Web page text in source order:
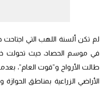
لم تكن ألسنة اللهب التي
في موسم الحصاد، حيث تحولت
طالت الأرواح و”قوت العام”،
الأراضي الزراعية بمناطق